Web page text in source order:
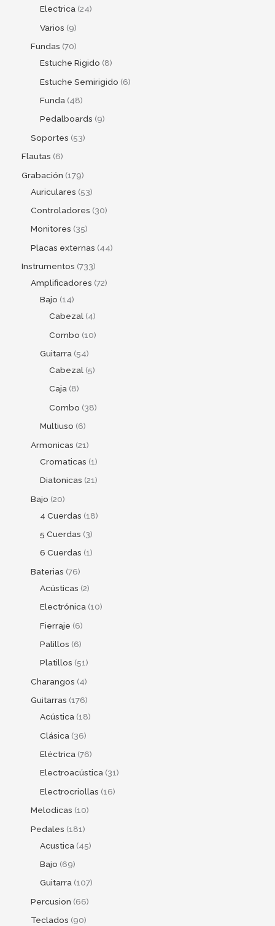
Electrica 24
Varios 9
Fundas 70
Estuche Rigido 8
Estuche Semirigido 6
Funda 48
Pedalboards 9
Soportes 53
Flautas 6
Grabación 179
Auriculares 53
Controladores 30
Monitores 35
Placas externas 44
Instrumentos 733
Amplificadores 72
Bajo 14
Cabezal 4
Combo 10
Guitarra 54
Cabezal 5
Caja 8
Combo 38
Multiuso 6
Armonicas 21
Cromaticas 1
Diatonicas 21
Bajo 20
4 Cuerdas 18
5 Cuerdas 3
6 Cuerdas 1
Baterias 76
Acústicas 2
Electrónica 10
Fierraje 6
Palillos 6
Platillos 51
Charangos 4
Guitarras 176
Acústica 18
Clásica 36
Eléctrica 76
Electroacústica 31
Electrocriollas 16
Melodicas 10
Pedales 181
Acustica 45
Bajo 69
Guitarra 107
Percusion 66
Teclados 90